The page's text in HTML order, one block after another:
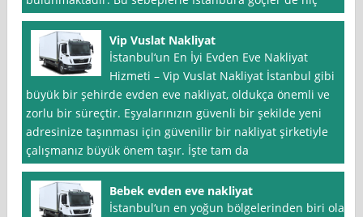
Vip Vuslat Nakliyat
İstanbul‘un En İyi Evden Eve Nakliyat
Hizmeti – Vip Vuslat Nakliyat İstanbul gibi
büyük bir şehirde evden eve nakliyat, oldukça önemli ve
zorlu bir süreçtir. Eşyalarınızın güvenli bir şekilde yeni
adresinize taşınması için güvenilir bir nakliyat şirketiyle
çalışmanız büyük önem taşır. İşte tam da
Bebek evden eve nakliyat
İstanbul‘un en yoğun bölgelerinden biri olan